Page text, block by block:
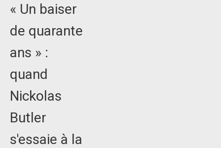
« Un baiser
de quarante
ans » :
quand
Nickolas
Butler
s'essaie à la